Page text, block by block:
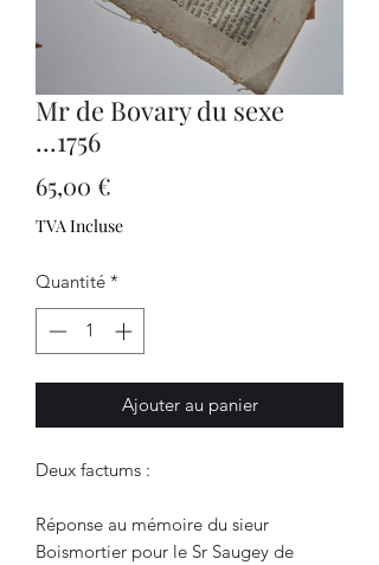
Mr de Bovary du sexe
...1756
65,00 €
TVA Incluse
Quantité *
Ajouter au panier
Deux factums :
Réponse au mémoire du sieur
Boismortier pour le Sr Saugey de